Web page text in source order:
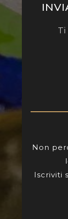
Ti
Non
Iscriviti